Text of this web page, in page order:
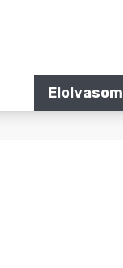
Elolvasom